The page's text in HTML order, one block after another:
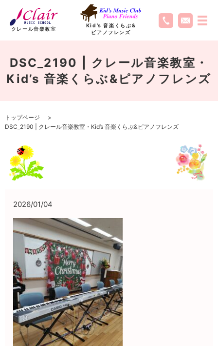
クレール音楽教室
Kid’s 音楽くらぶ&
ピアノフレンズ
DSC_2190 | クレール音楽教室・
Kid’s 音楽くらぶ&ピアノフレンズ
トップページ
DSC_2190 | クレール音楽教室・Kid’s 音楽くらぶ&ピアノフレンズ
2026/01/04